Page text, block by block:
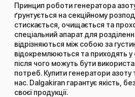
Принцип роботи генератора
ґрунтується на секційному
стискається, очищається та
спеціальний апарат для
відрізняються між собою за
відокремлюються та приходять у
після чого можуть бути
потреб. Купити генератори
нас. Dalgakiran гарантує якість,
своєї продукції.